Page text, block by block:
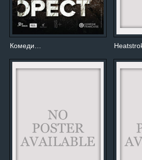
Комеди…